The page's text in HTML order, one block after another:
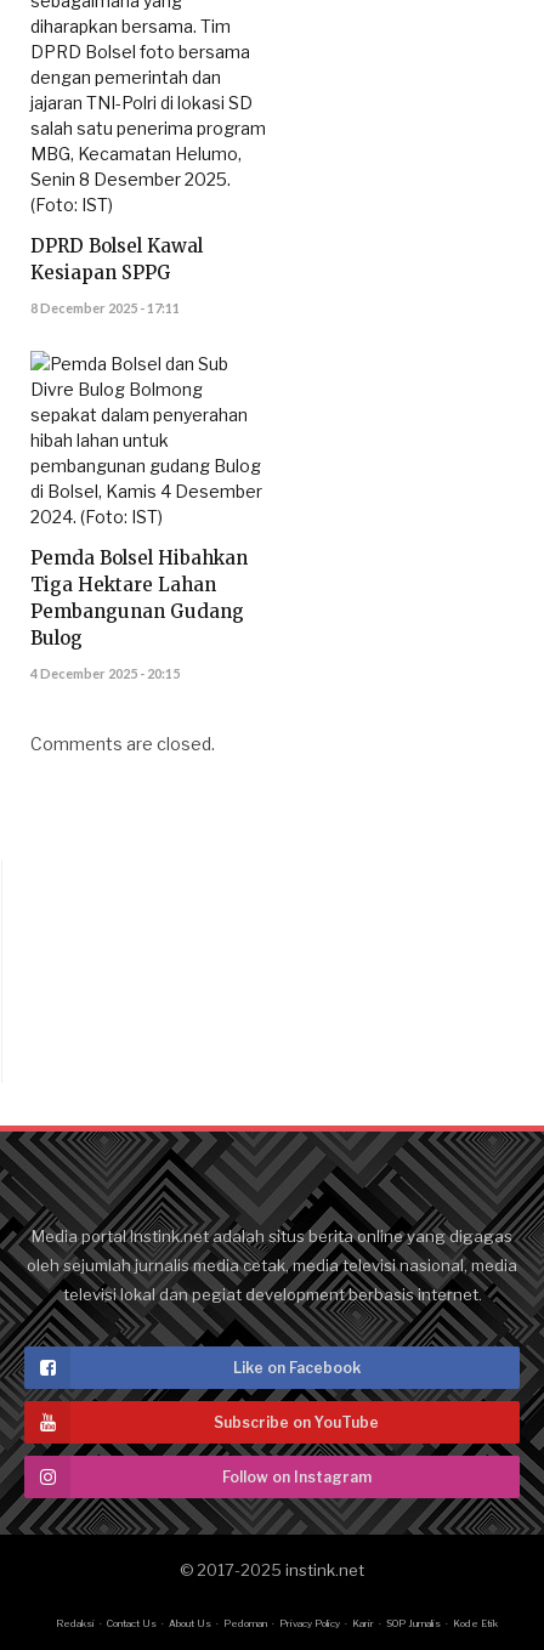
DPRD Bolsel Kawal
Kesiapan SPPG
8 December 2025 - 17:11
Pemda Bolsel Hibahkan
Tiga Hektare Lahan
Pembangunan Gudang
Bulog
4 December 2025 - 20:15
Comments are closed.
Media portal Instink.net adalah situs berita online yang digagas
oleh sejumlah jurnalis media cetak, media televisi nasional, media
televisi lokal dan pegiat development berbasis internet.
Like on Facebook
Subscribe on YouTube
Follow on Instagram
© 2017-2025 instink.net
Redaksi Contact Us About Us Pedoman Privacy Policy Karir SOP Jurnalis Kode Etik